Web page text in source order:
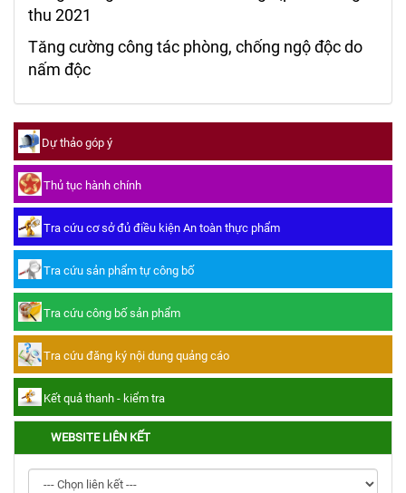
thu 2021
Tăng cường công tác phòng, chống ngộ độc do
nấm độc
Dự thảo góp ý
Thủ tục hành chính
Tra cứu cơ sở đủ điều kiện An toàn thực phẩm
Tra cứu sản phẩm tự công bố
Tra cứu công bố sản phẩm
Tra cứu đăng ký nội dung quảng cáo
Kết quả thanh - kiểm tra
WEBSITE LIÊN KẾT